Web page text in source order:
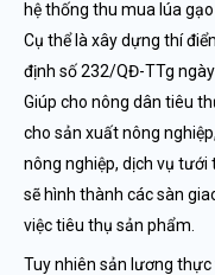
hệ thống thu mua lúa
Cụ thể là xây dựng thí
định số 232/QĐ-TTg
Giúp cho nông dân tiêu
cho sản xuất nông
nông nghiệp, dịch vụ tưới
sẽ hình thành các sàn
việc tiêu thụ sản phẩm.
Tuy nhiên sản lương